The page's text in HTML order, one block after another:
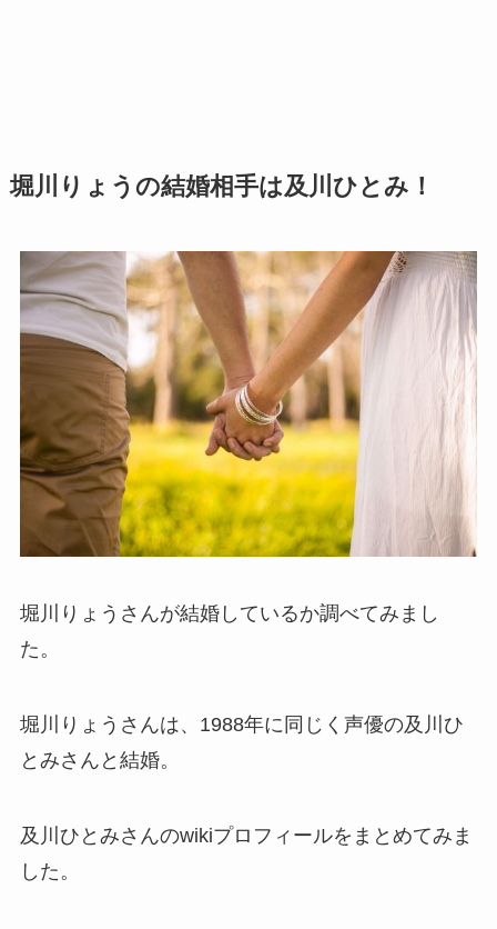
堀川りょうの結婚相手は及川ひとみ！
堀川りょうさんが結婚しているか調べてみまし
た。
堀川りょうさんは、1988年に同じく声優の及川ひ
とみさんと結婚。
及川ひとみさんのwikiプロフィールをまとめてみま
した。